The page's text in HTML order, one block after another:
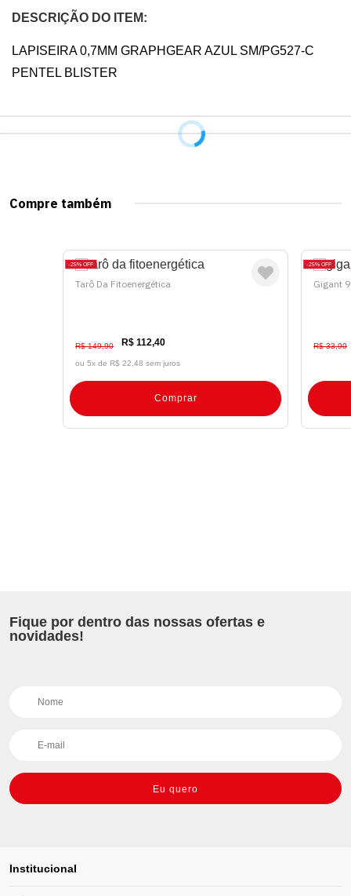
DESCRIÇÃO DO ITEM:
LAPISEIRA 0,7MM GRAPHGEAR AZUL SM/PG527-C
PENTEL BLISTER
Compre também
25% OFF
Tarô Da Fitoenergética
R$ 149,90 R$ 112,40
ou 5x de R$ 22,48 sem juros
Comprar
25% OFF
Gigant 9
R$ 33,90
Fique por dentro das nossas ofertas e
novidades!
Eu quero
Institucional